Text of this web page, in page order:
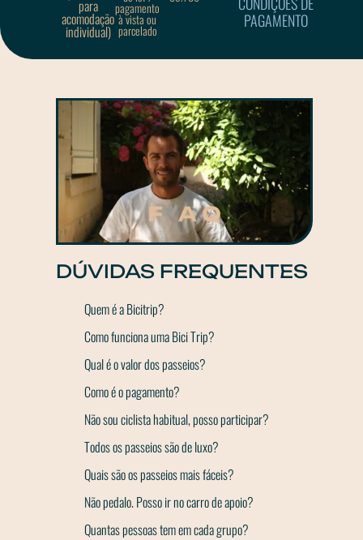
para
acomodação
individual)
pagamento
à vista ou
parcelado
PAGAMENTO
DÚVIDAS FREQUENTES
Quem é a Bicitrip?
Como funciona uma Bici Trip?
Qual é o valor dos passeios?
Como é o pagamento?
Não sou ciclista habitual, posso participar?
Todos os passeios são de luxo?
Quais são os passeios mais fáceis?
Não pedalo. Posso ir no carro de apoio?
Quantas pessoas tem em cada grupo?